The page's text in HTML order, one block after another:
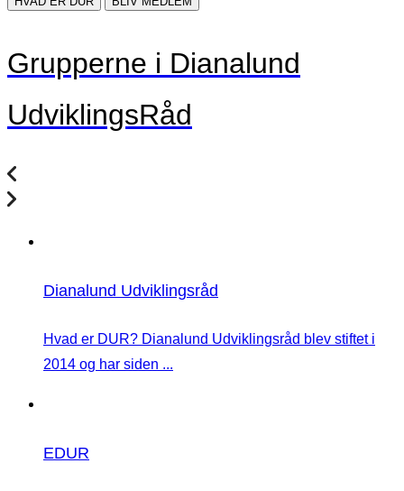
Grupperne i Dianalund
UdviklingsRåd
Dianalund Udviklingsråd
Hvad er DUR? Dianalund Udviklingsråd blev stiftet i
2014 og har siden ...
EDUR